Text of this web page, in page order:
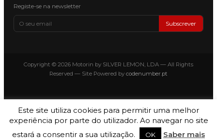
Registe-se na newsletter
Subscrever
Copyright © 2026 Motorin by SILVER LEMON, LDA — All Rights
Reserved — Site Powered by codenumber.pt
Este site utiliza cookies para permitir uma melhor
experiência por parte do utilizador. Ao navegar no site
estará a consentir a sua utilização.
OK Saber mais